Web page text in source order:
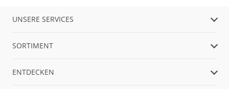
UNSERE SERVICES
SORTIMENT
ENTDECKEN